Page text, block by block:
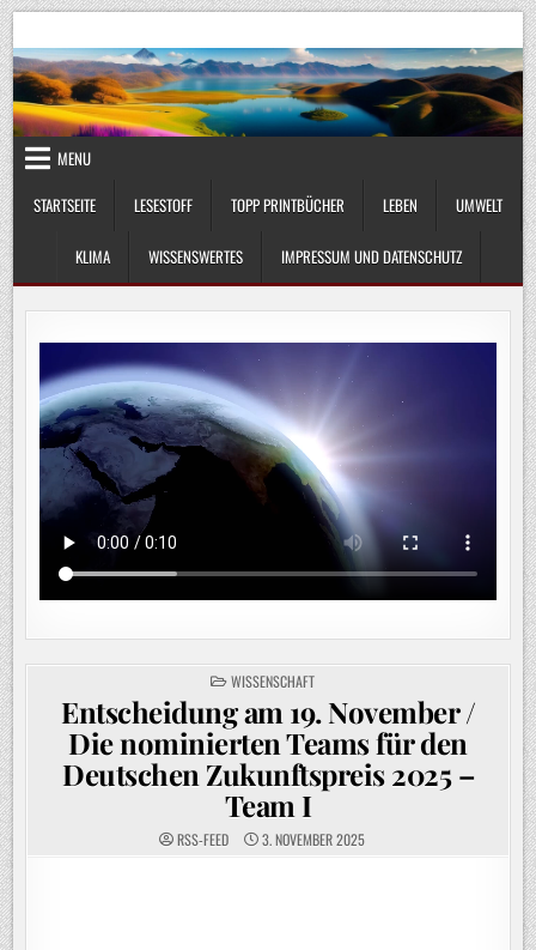
Skip
to
content
UmweltKlima.com
MENU
STARTSEITE
LESESTOFF TOPP PRINTBÜCHER LEBEN UMWELT
KLIMA WISSENSWERTES IMPRESSUM UND DATENSCHUTZ
POSTED
IN
WISSENSCHAFT
Entscheidung am 19. November /
Die nominierten Teams für den
Deutschen Zukunftspreis 2025 –
Team I
RSS-FEED 3. NOVEMBER 2025